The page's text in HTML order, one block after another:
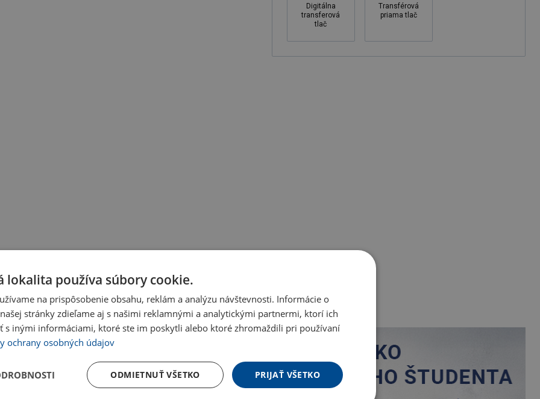
Digitálna
transferová
tlač
Transférová
priama tlač
lokalita používa súbory cookie.
na prispôsobenie obsahu, reklám a analýzu návštevnosti. Informácie o
stránky zdieľame aj s našimi reklamnými a analytickými partnermi, ktorí ich
s inými informáciami, ktoré ste im poskytli alebo ktoré zhromaždili pri používaní
ochrany osobných údajov
PRIJAŤ VŠETKO
ODMIETNUŤ VŠETKO